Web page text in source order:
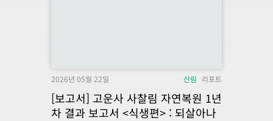
2026년 05월 22일 산림 리포트
[보고서] 고운사 사찰림 자연복원 1년
차 결과 보고서 <식생편> : 되살아나